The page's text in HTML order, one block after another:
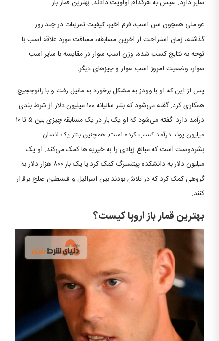
سایر دارد. سپس به هرکدام اولویت دادند. بهترین قمار باز
عواملی همچون سن اسب، فرم اخیر، کیفیت تمرینات در چند روز
گذشته، زمان استراحت از اخرین مسابقه، مسافت مورد علاقه اسب با
توجه به نتایج کسب شده، وزن اسب سوار در مقایسه با سایر اسب
سوار، وضعیت امروز اسب سوار و چیزهای دیگر.
پس از این که او با وودز به مشکل برخورد به مانیل رفت و با رانوججیچ
همکاری کرد. گفته می‌شود که بنتر سالیانه ۱۰۰ میلیون دلار از شرط بندی
درآمد دارد. گفته می‌شود که او یک بار در یک مسابقه چیزی بین ۵ تا ۱۰
میلیون پوند درآمد کسب کرده است. همچنین بنتر یک انسان
بشردوست است که مبالغ زیادی را به خیریه ها کمک می‌کند. او یک
میلیون دلار به دانشکده پیتسبرگ کمک کرد یا یک بار ۸۰۰ هزار دلار به
گروهی کمک کرد که در تلاش بودند بین اسرائیل و فلسطین صلح برقرار
کنند.
بهترین قمار باز اروپا کیست؟